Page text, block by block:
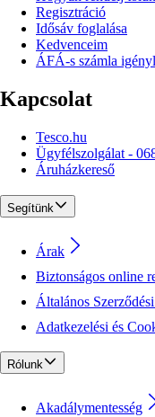
Regisztráció
Idősáv foglalása
Kedvenceim
ÁFÁ-s számla
Kapcsolat
Tesco.hu
Ügyfélszolgálat -
Áruházkereső
Segítünk
Árak
Biztonságos online
Általános
Adatkezelési és
Rólunk
Akadálymentesség